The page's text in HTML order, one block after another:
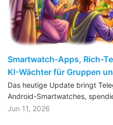
Smartwatch-Apps, Rich-
KI-Wächter für Gruppen
Das heutige Update bringt
Android-Smartwatches,
Jun 11, 2026